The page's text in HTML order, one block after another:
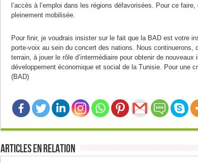
l’accès à l’emploi dans les régions défavorisées. Pour ce
pleinement mobilisée.
Pour finir, je voudrais insister sur le fait que la BAD est votre
porte-voix au sein du concert des nations. Nous continuerons,
terrain, à jouer le rôle d’intermédiaire pour obtenir de
développement économique et social de la Tunisie. Pour une
(BAD)
Articles en relation